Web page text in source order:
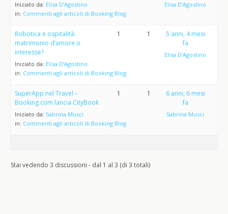
Iniziato da: Elisa D’Agostino
in: Commenti agli articoli di Booking Blog
Elisa D’Agostino
Robotica e ospitalità:
matrimonio d’amore o
interesse?
Iniziato da: Elisa D’Agostino
in: Commenti agli articoli di Booking Blog
1 1
5 anni, 4 mesi
fa
Elisa D’Agostino
SuperApp nel Travel –
Booking.com lancia CityBook
Iniziato da: Sabrina Musci
in: Commenti agli articoli di Booking Blog
1 1
6 anni, 6 mesi
fa
Sabrina Musci
Stai vedendo 3 discussioni - dal 1 al 3 (di 3 totali)